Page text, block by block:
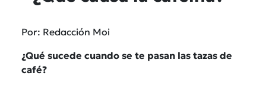
Por: Redacción Moi
¿Qué sucede cuando se te pasan las tazas de
café?